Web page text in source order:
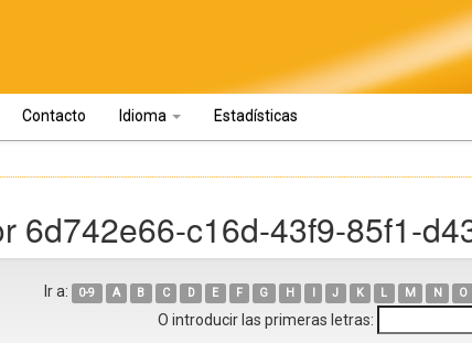
Contacto Idioma Estadísticas
6d742e66-c16d-43f9-85f1-
Ir a: 0-9 A B C D E F G H I J K L M N O
O introducir las primeras letras: